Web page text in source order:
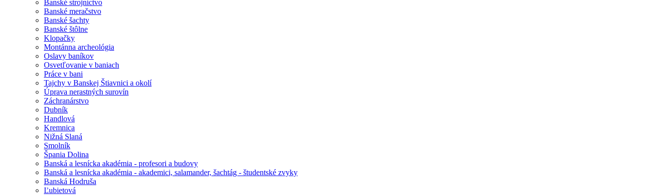
Banské strojníctvo
Banské meračstvo
Banské šachty
Banské štôlne
Klopačky
Montánna archeológia
Oslavy baníkov
Osvetľovanie v baniach
Práce v bani
Tajchy v Banskej Štiavnici a okolí
Úprava nerastných surovín
Záchranárstvo
Dubník
Handlová
Kremnica
Nižná Slaná
Smolník
Špania Dolina
Banská a lesnícka akadémia - profesori a budovy
Banská a lesnícka akadémia - akademici, salamander, šachtág - študentské zvyky
Banská Hodruša
Ľubietová